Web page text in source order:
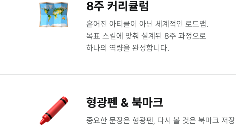
8주 커리큘럼
흩어진 아티클이 아닌 체계적인 로드맵.
목표 스킬에 맞춰 설계된 8주 과정으로
하나의 역량을 완성합니다.
형광펜 & 북마크
중요한 문장은 형광펜, 다시 볼 것은 북마크 저장